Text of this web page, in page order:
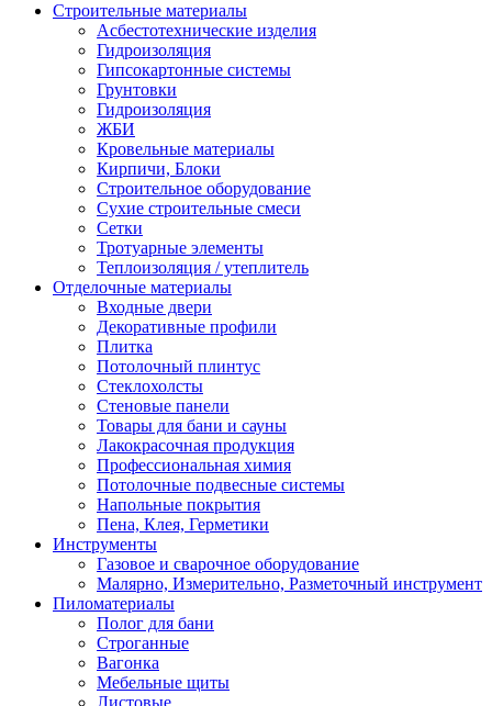
Строительные материалы
Асбестотехнические изделия
Гидроизоляция
Гипсокартонные системы
Грунтовки
Гидроизоляция
ЖБИ
Кровельные материалы
Кирпичи, Блоки
Строительное оборудование
Сухие строительные смеси
Сетки
Тротуарные элементы
Теплоизоляция / утеплитель
Отделочные материалы
Входные двери
Декоративные профили
Плитка
Потолочный плинтус
Стеклохолсты
Стеновые панели
Товары для бани и сауны
Лакокрасочная продукция
Профессиональная химия
Потолочные подвесные системы
Напольные покрытия
Пена, Клея, Герметики
Инструменты
Газовое и сварочное оборудование
Малярно, Измерительно, Разметочный инструмент
Пиломатериалы
Полог для бани
Строганные
Вагонка
Мебельные щиты